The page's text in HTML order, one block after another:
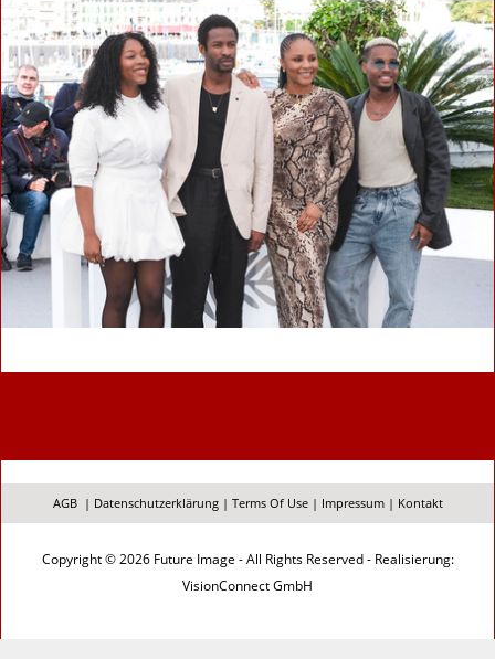
AGB | Datenschutzerklärung| Terms Of Use| Impressum| Kontakt
Copyright © 2026 Future Image - All Rights Reserved - Realisierung:
VisionConnect GmbH